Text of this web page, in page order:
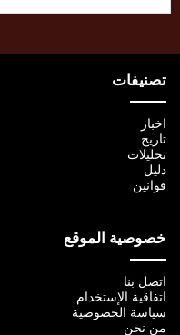
تصنيفات
اخبار
تاريخ
تحليلات
دليل
قوانين
خصوصية الموقع
اتصل بنا
اتفاقية الإستخدام
سياسة الخصوصية
من نحن